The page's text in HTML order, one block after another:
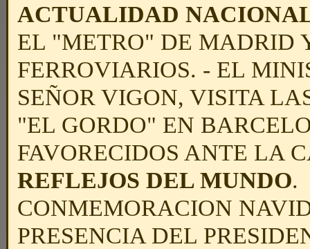
ACTUALIDAD
EL "METRO" DE MADRID
FERROVIARIOS. - EL
SEÑOR VIGON, VISITA
"EL GORDO" EN
FAVORECIDOS ANTE LA
REFLEJOS DEL MUNDO.
CONMEMORACION
PRESENCIA DEL